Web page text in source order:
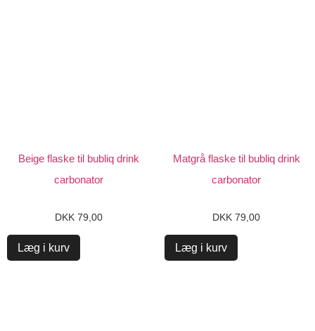
Beige flaske til bubliq drink
carbonator
DKK 79,00
Læg i kurv
Matgrå flaske til bubliq drink
carbonator
DKK 79,00
Læg i kurv